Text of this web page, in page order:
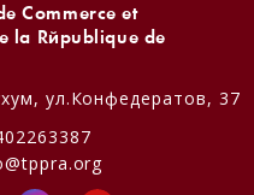
Commerce et
la République de
ул.Конфедератов, 37